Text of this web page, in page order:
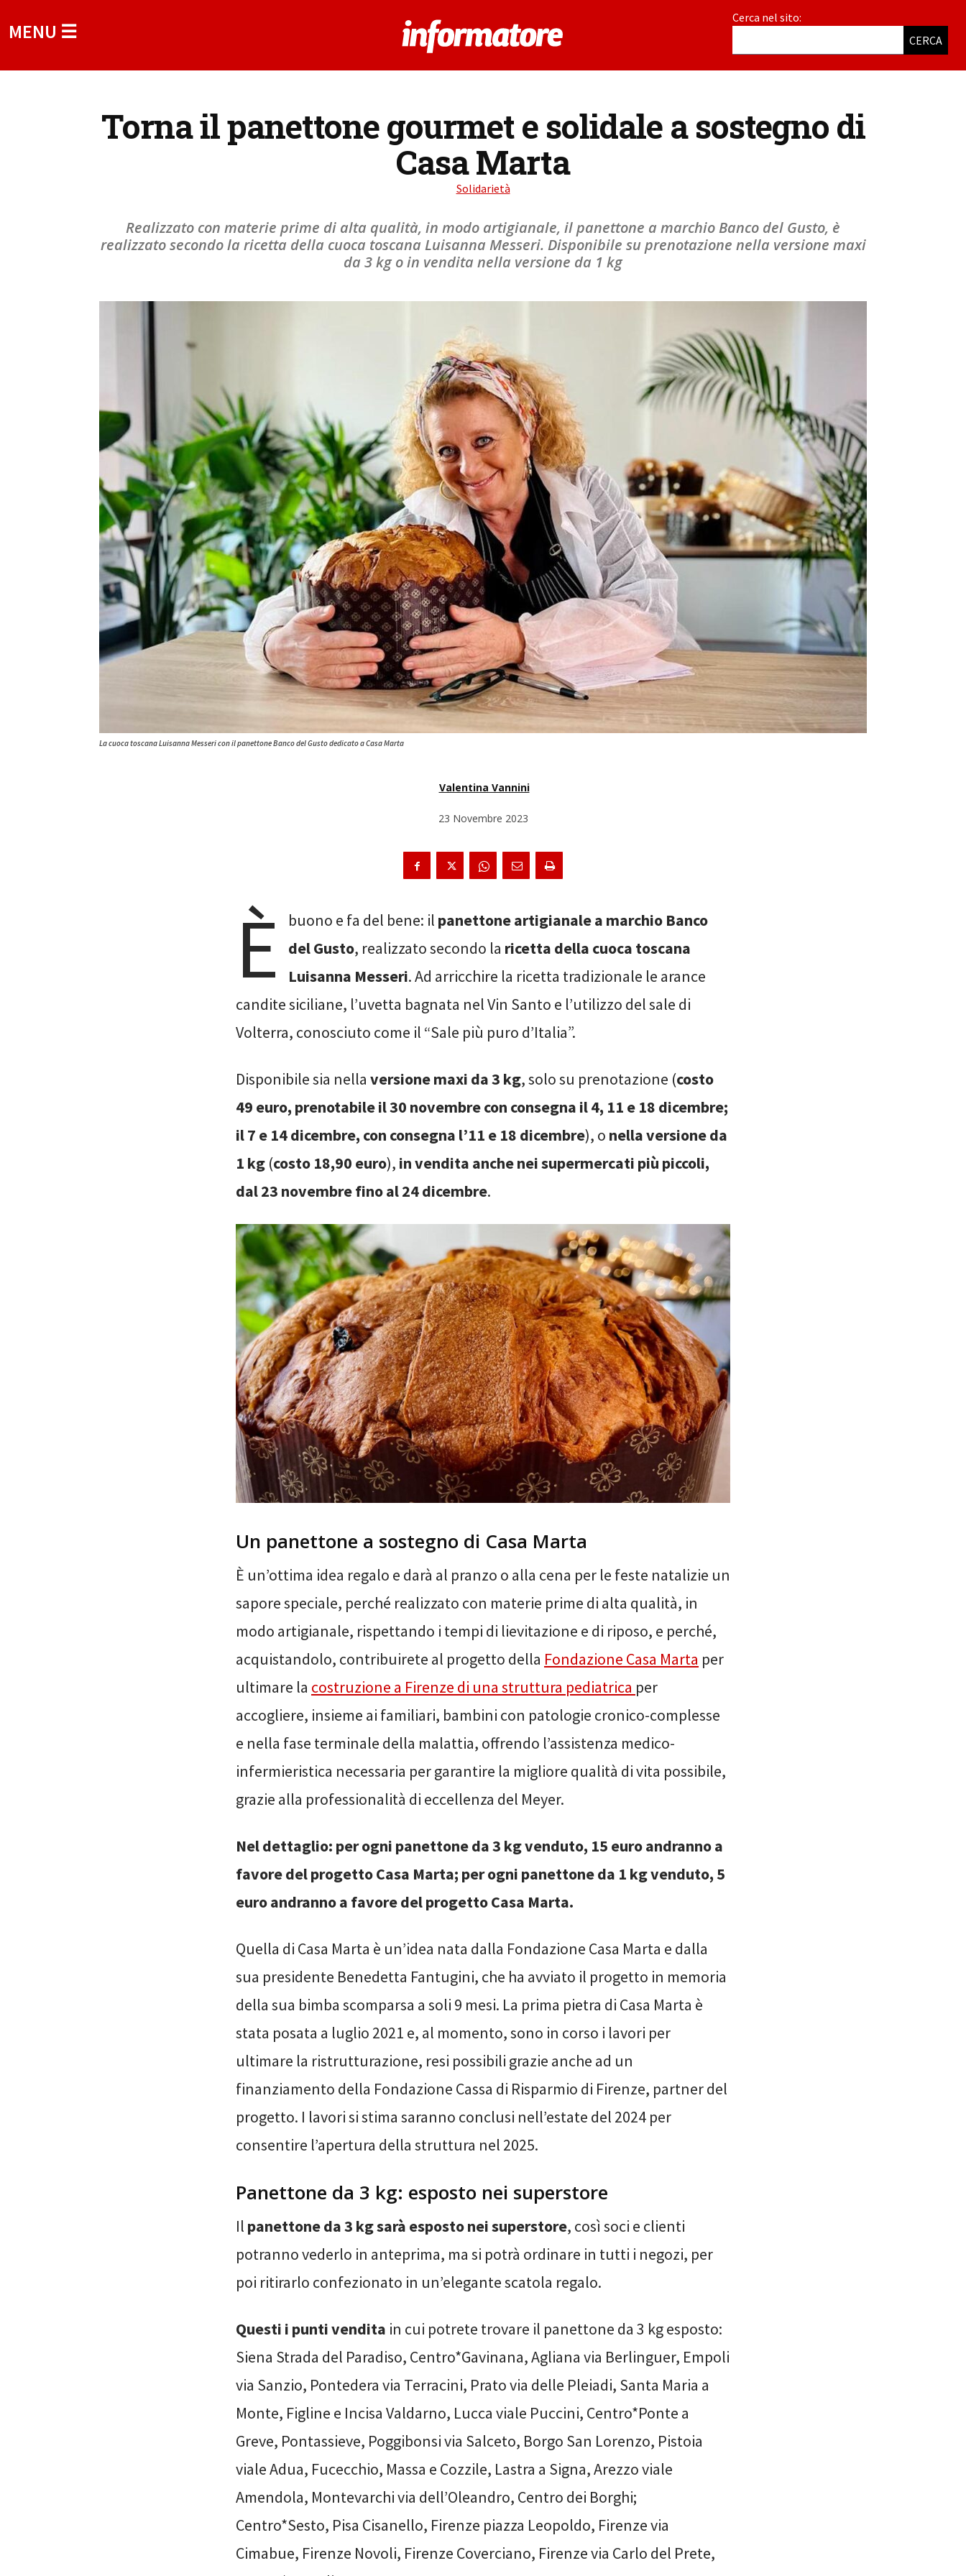
MENU ☰
Cerca nel sito:
CERCA
Torna il panettone gourmet e solidale a sostegno di
Casa Marta
Solidarietà
Realizzato con materie prime di alta qualità, in modo artigianale, il panettone a marchio Banco del Gusto, è
realizzato secondo la ricetta della cuoca toscana Luisanna Messeri. Disponibile su prenotazione nella versione maxi
da 3 kg o in vendita nella versione da 1 kg
La cuoca toscana Luisanna Messeri con il panettone Banco del Gusto dedicato a Casa Marta
Valentina Vannini
23 Novembre 2023
È buono e fa del bene: il panettone artigianale a marchio Banco
del Gusto, realizzato secondo la ricetta della cuoca toscana
Luisanna Messeri. Ad arricchire la ricetta tradizionale le arance
candite siciliane, l’uvetta bagnata nel Vin Santo e l’utilizzo del sale di
Volterra, conosciuto come il “Sale più puro d’Italia”.
Disponibile sia nella versione maxi da 3 kg, solo su prenotazione (costo
49 euro, prenotabile il 30 novembre con consegna il 4, 11 e 18 dicembre;
il 7 e 14 dicembre, con consegna l’11 e 18 dicembre), o nella versione da
1 kg (costo 18,90 euro), in vendita anche nei supermercati più piccoli,
dal 23 novembre fino al 24 dicembre.
Un panettone a sostegno di Casa Marta
È un’ottima idea regalo e darà al pranzo o alla cena per le feste natalizie un
sapore speciale, perché realizzato con materie prime di alta qualità, in
modo artigianale, rispettando i tempi di lievitazione e di riposo, e perché,
acquistandolo, contribuirete al progetto della Fondazione Casa Marta per
ultimare la costruzione a Firenze di una struttura pediatrica per
accogliere, insieme ai familiari, bambini con patologie cronico-complesse
e nella fase terminale della malattia, offrendo l’assistenza medico-
infermieristica necessaria per garantire la migliore qualità di vita possibile,
grazie alla professionalità di eccellenza del Meyer.
Nel dettaglio: per ogni panettone da 3 kg venduto, 15 euro andranno a
favore del progetto Casa Marta; per ogni panettone da 1 kg venduto, 5
euro andranno a favore del progetto Casa Marta.
Quella di Casa Marta è un’idea nata dalla Fondazione Casa Marta e dalla
sua presidente Benedetta Fantugini, che ha avviato il progetto in memoria
della sua bimba scomparsa a soli 9 mesi. La prima pietra di Casa Marta è
stata posata a luglio 2021 e, al momento, sono in corso i lavori per
ultimare la ristrutturazione, resi possibili grazie anche ad un
finanziamento della Fondazione Cassa di Risparmio di Firenze, partner del
progetto. I lavori si stima saranno conclusi nell’estate del 2024 per
consentire l’apertura della struttura nel 2025.
Panettone da 3 kg: esposto nei superstore
Il panettone da 3 kg sarà esposto nei superstore, così soci e clienti
potranno vederlo in anteprima, ma si potrà ordinare in tutti i negozi, per
poi ritirarlo confezionato in un’elegante scatola regalo.
Questi i punti vendita in cui potrete trovare il panettone da 3 kg esposto:
Siena Strada del Paradiso, Centro*Gavinana, Agliana via Berlinguer, Empoli
via Sanzio, Pontedera via Terracini, Prato via delle Pleiadi, Santa Maria a
Monte, Figline e Incisa Valdarno, Lucca viale Puccini, Centro*Ponte a
Greve, Pontassieve, Poggibonsi via Salceto, Borgo San Lorenzo, Pistoia
viale Adua, Fucecchio, Massa e Cozzile, Lastra a Signa, Arezzo viale
Amendola, Montevarchi via dell’Oleandro, Centro dei Borghi;
Centro*Sesto, Pisa Cisanello, Firenze piazza Leopoldo, Firenze via
Cimabue, Firenze Novoli, Firenze Coverciano, Firenze via Carlo del Prete,